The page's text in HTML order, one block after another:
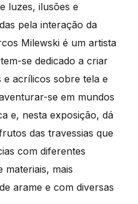
luzes, ilusões e
pela interação da
Milewski é um artista
se dedicado a criar
e acrílicos sobre tela e
se em mundos
e, nesta exposição, dá
das travessias que
com diferentes
materiais, mais
arame e com diversas